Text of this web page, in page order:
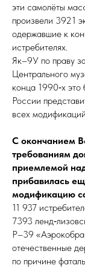
эти самолёты
произвели 3921
одержавшие к
истребителях.
Як–9У по праву
Центрального
конца 1990‑х
России
всех
С окончанием
требованиям
приемлемой
прибавилась
модификацию
11 937
7393
Р–39
отечественные
по причине